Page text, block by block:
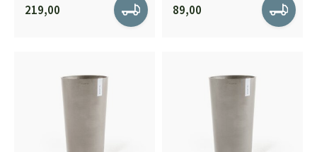
219,00 89,00